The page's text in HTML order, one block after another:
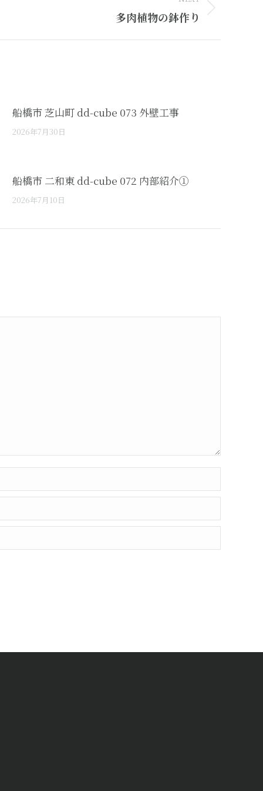
多肉植物の鉢作り
船橋市 芝山町 dd-cube 073 外壁工事
2026年7月30日
船橋市 二和東 dd-cube 072 内部紹介①
2026年7月10日